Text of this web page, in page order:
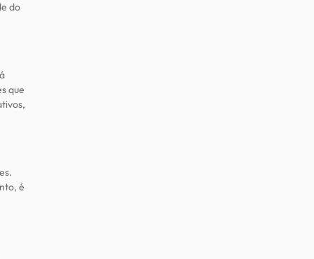
do
que
é